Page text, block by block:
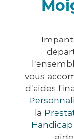
vous
d'aides
la
Handicap